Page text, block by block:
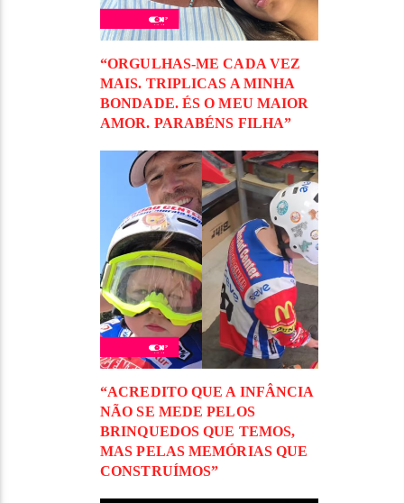
“ORGULHAS-ME CADA VEZ
MAIS. TRIPLICAS A MINHA
BONDADE. ÉS O MEU MAIOR
AMOR. PARABÉNS FILHA”
“ACREDITO QUE A INFÂNCIA
NÃO SE MEDE PELOS
BRINQUEDOS QUE TEMOS,
MAS PELAS MEMÓRIAS QUE
CONSTRUÍMOS”